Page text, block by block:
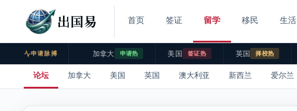
出国易 首页 签证 留学 移民 生活
申请脉搏 加拿大 申请热 美国 签证热 英国 择校热
论坛 加拿大 美国 英国 澳大利亚 新西兰 爱尔兰